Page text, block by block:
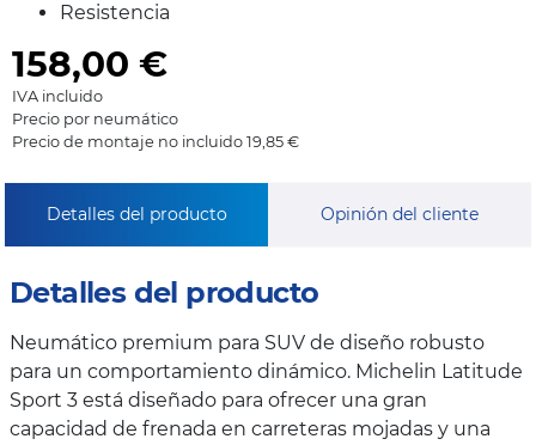
Resistencia
158,00 €
IVA incluido
Precio por neumático
Precio de montaje no incluido 19,85 €
Detalles del producto Opinión del cliente
Detalles del producto
Neumático premium para SUV de diseño robusto
para un comportamiento dinámico. Michelin Latitude
Sport 3 está diseñado para ofrecer una gran
capacidad de frenada en carreteras mojadas y una